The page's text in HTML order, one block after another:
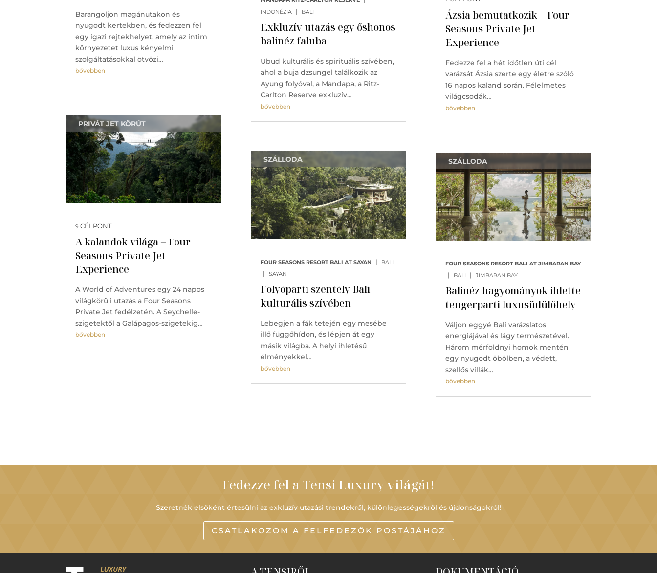
Barangoljon magánutakon és
nyugodt kertekben, és fedezzen fel
egy igazi rejtekhelyet, amely az intim
környezetet luxus kényelmi
szolgáltatásokkal ötvözi…
bővebben
A kalandok világa – Four
Seasons Private Jet
Experience
9 CÉLPONT
PRIVÁT JET KÖRÚT
A World of Adventures egy 24 napos
világkörüli utazás a Four Seasons
Private Jet fedélzetén. A Seychelle-
szigetektől a Galápagos-szigetekig…
bővebben
Exkluzív utazás egy őshonos
balinéz faluba
INDONÉZIA | BALI
Ubud kulturális és spirituális szívében,
ahol a buja dzsungel találkozik az
Ayung folyóval, a Mandapa, a Ritz-
Carlton Reserve exkluzív…
bővebben
Folyóparti szentély Bali
kulturális szívében
FOUR SEASONS RESORT BALI AT SAYAN | BALI
| SAYAN
SZÁLLODA
Lebegjen a fák tetején egy mesébe
illő függőhídon, és lépjen át egy
másik világba. A helyi ihletésű
élményekkel…
bővebben
Ázsia bemutatkozik – Four
Seasons Private Jet
Experience
Fedezze fel a hét időtlen úti cél
varázsát Ázsia szerte egy életre szóló
16 napos kaland során. Félelmetes
világcsodák…
bővebben
Balinéz hagyományok ihlette
tengerparti luxusüdülőhely
FOUR SEASONS RESORT BALI AT JIMBARAN BAY
| BALI | JIMBARAN BAY
SZÁLLODA
Váljon eggyé Bali varázslatos
energiájával és lágy természetével.
Három mérföldnyi homok mentén
egy nyugodt öbölben, a védett,
szellős villák…
bővebben
Fedezze fel a Tensi Luxury világát!
Szeretnék elsőként értesülni az exkluzív utazási trendekről, különlegességekről és újdonságokról!
CSATLAKOZOM A FELFEDEZŐK POSTÁJÁHOZ